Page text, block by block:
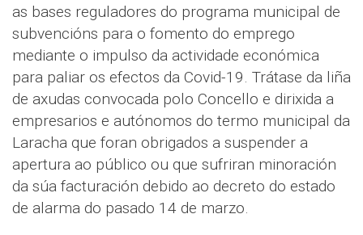
as bases reguladores do programa municipal de
subvencións para o fomento do emprego
mediante o impulso da actividade económica
para paliar os efectos da Covid-19. Trátase da liña
de axudas convocada polo Concello e dirixida a
empresarios e autónomos do termo municipal da
Laracha que foran obrigados a suspender a
apertura ao público ou que sufriran minoración
da súa facturación debido ao decreto do estado
de alarma do pasado 14 de marzo.